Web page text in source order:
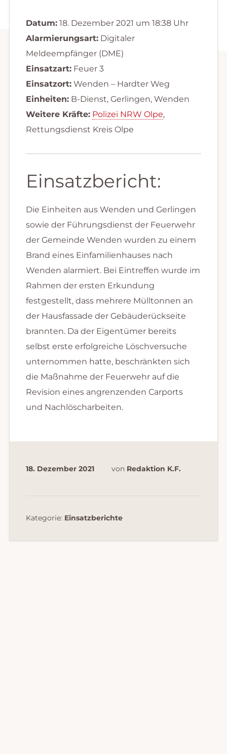
Datum:18. Dezember 2021 um 18:38 Uhr
Alarmierungsart:Digitaler
Meldeempfänger (DME)
Einsatzart:Feuer 3
Einsatzort:Wenden – Hardter Weg
Einheiten:B-Dienst, Gerlingen, Wenden
Weitere Kräfte: Polizei NRW Olpe,
Rettungsdienst Kreis Olpe
Einsatzbericht:
Die Einheiten aus Wenden und Gerlingen
sowie der Führungsdienst der Feuerwehr
der Gemeinde Wenden wurden zu einem
Brand eines Einfamilienhauses nach
Wenden alarmiert. Bei Eintreffen wurde im
Rahmen der ersten Erkundung
festgestellt, dass mehrere Mülltonnen an
der Hausfassade der Gebäuderückseite
brannten. Da der Eigentümer bereits
selbst erste erfolgreiche Löschversuche
unternommen hatte, beschränkten sich
die Maßnahme der Feuerwehr auf die
Revision eines angrenzenden Carports
und Nachlöscharbeiten.
18. Dezember 2021 von Redaktion K.F.
Kategorie: Einsatzberichte